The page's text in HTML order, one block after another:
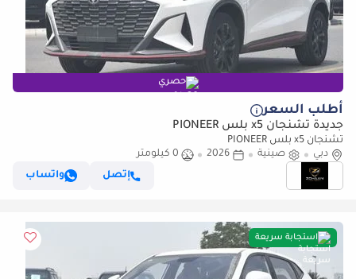
حصري
أطلب السعر
جديدة تشنجان x5 بلس PIONEER
تشنجان x5 بلس PIONEER
دبي
صينية 2026
0 كيلومتر
إتصل
واتساب
استجابة سريعة